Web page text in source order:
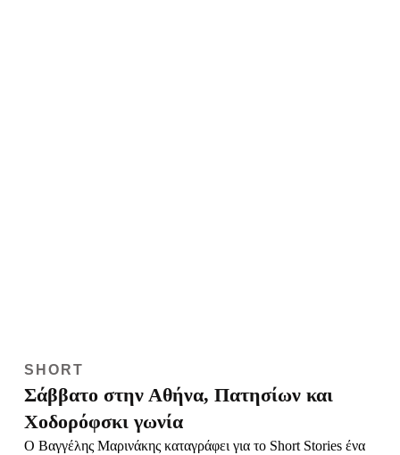
SHORT
Σάββατο στην Αθήνα, Πατησίων και
Χοδορόφσκι γωνία
Ο Βαγγέλης Μαρινάκης καταγράφει για το Short Stories ένα